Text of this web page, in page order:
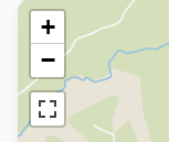
+
−